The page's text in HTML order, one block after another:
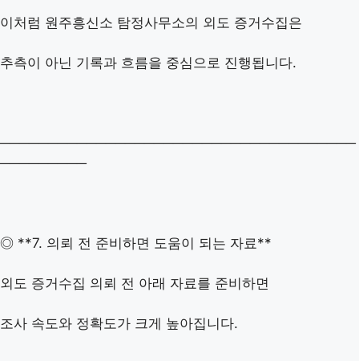
이처럼 원주흥신소 탐정사무소의 외도 증거수집은
추측이 아닌 기록과 흐름을 중심으로 진행됩니다.
─────────────────────────────────────
─────────
◎ **7. 의뢰 전 준비하면 도움이 되는 자료**
외도 증거수집 의뢰 전 아래 자료를 준비하면
조사 속도와 정확도가 크게 높아집니다.